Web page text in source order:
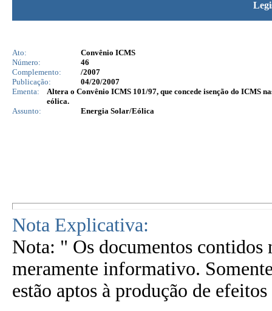
Ato:
Convênio ICMS
Número:
46
Complemento:
/2007
Publicação:
04/20/2007
Ementa:
Altera o Convênio ICMS 101/97, que concede isenção do ICMS
eólica.
Assunto:
Energia Solar/Eólica
Nota Explicativa:
Nota: " Os documentos contidos
meramente informativo.
estão aptos à produção de